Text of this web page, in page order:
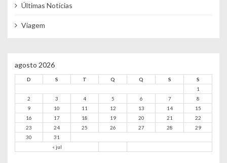
Últimas Notícias
Viagem
agosto 2026
D S T Q Q S S
« jul
1
2
3 4 5 6 7
8
9
10 11 12 13 14
15
16
17 18 19 20 21
22
23
24 25 26 27 28
29
30
31